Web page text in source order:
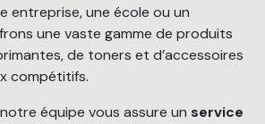
entreprise, une école ou un
une vaste gamme de produits
de toners et d’accessoires
compétitifs.
équipe vous assure un service